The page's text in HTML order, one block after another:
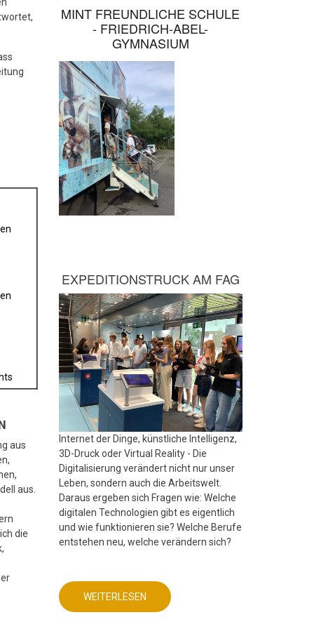
aus
aus.
die
MINT FREUNDLICHE SCHULE
- FRIEDRICH-ABEL-
GYMNASIUM
EXPEDITIONSTRUCK AM FAG
Internet der Dinge, künstliche Intelligenz,
3D-Druck oder Virtual Reality - Die
Digitalisierung verändert nicht nur unser
Leben, sondern auch die Arbeitswelt.
Daraus ergeben sich Fragen wie: Welche
digitalen Technologien gibt es eigentlich
und wie funktionieren sie? Welche Berufe
entstehen neu, welche verändern sich?
WEITERLESEN ÜBER
MINT